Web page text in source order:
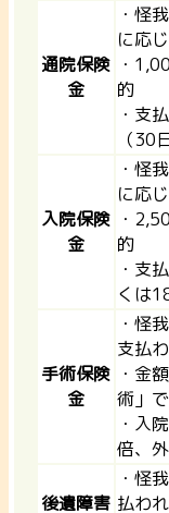
通院保険
金
・怪
に応
・
的
・支
（30
入院保険
金
・怪
に応
・
的
・支
くは
手術保険
金
・怪
支払
・金
術」
・入
倍、
後遺障害
・怪
払わ